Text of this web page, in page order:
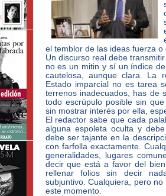
el temblor de las ideas fuerza
Un discurso real debe
no es un mitin y sí un índice
cautelosa, aunque clara. La
Estado imparcial no es tarea
terrenos inadecuados, has de
todo escrúpulo posible sin
sin mostrar interés por ella,
El redactor sabe que cada
alguna espoleta oculta y
debe ser tajante en la
con farfolla exactamente.
generalidades, lugares
decir que está a favor del
rellenar folios sin decir
subjuntivo. Cualquiera, pero
este momento.